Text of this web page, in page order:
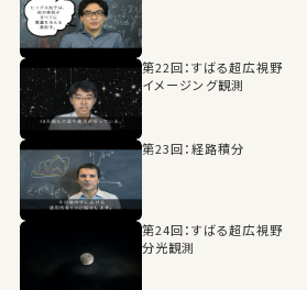
第22回：すばる超広視野
イメージング観測
第23回：経路積分
第24回：すばる超広視野
分光観測